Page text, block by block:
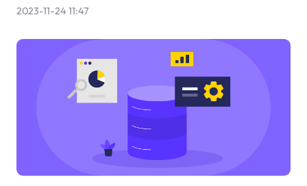
2023-11-24 11:47